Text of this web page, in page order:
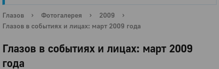
Глазов › Фотогалерея › 2009
›
Глазов в событиях и лицах: март 2009 года
Глазов в событиях и лицах: март 2009
года